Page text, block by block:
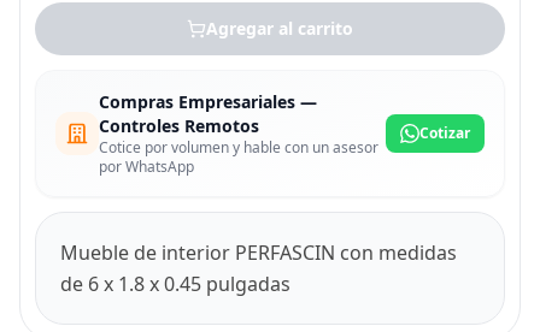
Agregar al carrito
Compras Empresariales —
Controles Remotos
Cotice por volumen y hable con un asesor
por WhatsApp
Cotizar
Mueble de interior PERFASCIN con medidas
de 6 x 1.8 x 0.45 pulgadas